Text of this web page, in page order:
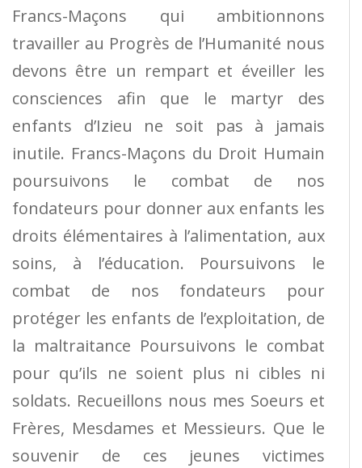
Francs-Maçons qui ambitionnons
travailler au Progrès de l’Humanité nous
devons être un rempart et éveiller les
consciences afin que le martyr des
enfants d’Izieu ne soit pas à jamais
inutile. Francs-Maçons du Droit Humain
poursuivons le combat de nos
fondateurs pour donner aux enfants les
droits élémentaires à l’alimentation, aux
soins, à l’éducation. Poursuivons le
combat de nos fondateurs pour
protéger les enfants de l’exploitation, de
la maltraitance Poursuivons le combat
pour qu’ils ne soient plus ni cibles ni
soldats. Recueillons nous mes Soeurs et
Frères, Mesdames et Messieurs. Que le
souvenir de ces jeunes victimes